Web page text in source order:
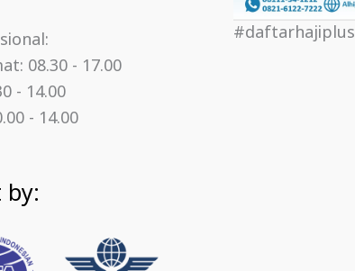
08.30 - 17.00
- 14.00
- 14.00
by:
#daftarhajiplus